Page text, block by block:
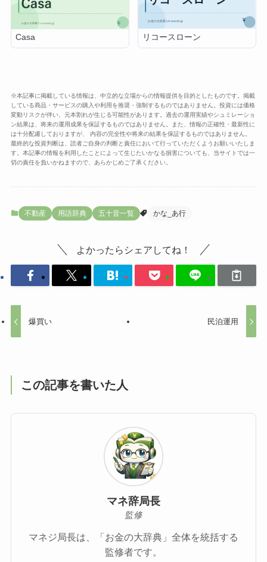
Casa リコースローン
※本記事に掲載している情報は、中立的な立場からの情報提供を目的としたものです。掲載
している商品・サービスの購入や利用を推奨・強制するものではありません。投資には価格
変動リスクが伴い、元本割れが生じる可能性があります。過去の運用実績やシュミレーショ
ン結果は、将来の運用成果を保証するものではありません。また、情報の正確性・最新性に
は十分配慮しておりますが、 内容の完全性や将来の結果を保証するものではありません。
最終的な投資判断は、読者ご自身の判断と責任において行っていただくようお願いいたしま
す。本記事の情報を利用したことによって生じたいかなる損害についても、当サイトでは一
切の責任を負いかねますので、あらかじめご了承ください。
不動産 用語辞典 五十音一覧 かな_あ行
よかったらシェアしてね！
爆買い 民泊運用
この記事を書いた人
マネ辞局長
監修
マネジ局長は、「お金の大辞典」全体を統括する
監修者です。